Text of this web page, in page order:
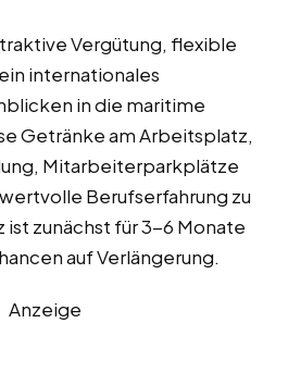
Vergütung, flexible
internationales
in die maritime
Getränke am Arbeitsplatz,
Mitarbeiterparkplätze
Berufserfahrung zu
ist zunächst für 3-6 Monate
auf Verlängerung.
Anzeige